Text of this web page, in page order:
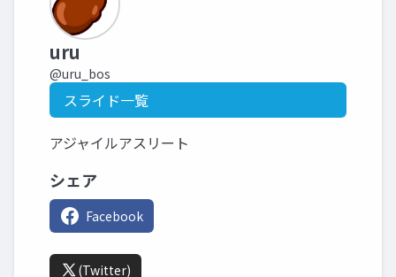
uru
@uru_bos
スライド一覧
アジャイルアスリート
シェア
Facebook
(Twitter)